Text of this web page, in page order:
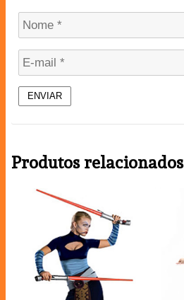
Produtos relacionados